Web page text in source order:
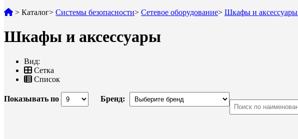
> Каталог> Системы безопасности> Сетевое оборудование> Шкафы и аксессуары
Шкафы и аксессуары
Вид:
Сетка
Список
Показывать по
Бренд: